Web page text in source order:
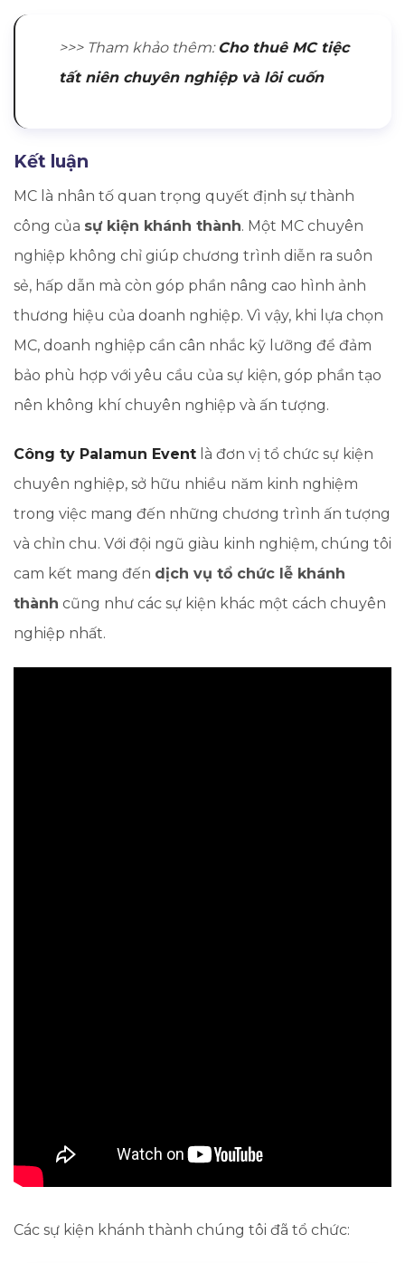
>>> Tham khảo thêm:Cho thuê MC tiệc
tất niên chuyên nghiệp và lôi cuốn
Kết luận
MC là nhân tố quan trọng quyết định sự thành
công của sự kiện khánh thành. Một MC chuyên
nghiệp không chỉ giúp chương trình diễn ra suôn
sẻ, hấp dẫn mà còn góp phần nâng cao hình ảnh
thương hiệu của doanh nghiệp. Vì vậy, khi lựa chọn
MC, doanh nghiệp cần cân nhắc kỹ lưỡng để đảm
bảo phù hợp với yêu cầu của sự kiện, góp phần tạo
nên không khí chuyên nghiệp và ấn tượng.
Công ty Palamun Event là đơn vị tổ chức sự kiện
chuyên nghiệp, sở hữu nhiều năm kinh nghiệm
trong việc mang đến những chương trình ấn tượng
và chỉn chu. Với đội ngũ giàu kinh nghiệm, chúng tôi
cam kết mang đến dịch vụ tổ chức lễ khánh
thành cũng như các sự kiện khác một cách chuyên
nghiệp nhất.
Các sự kiện khánh thành chúng tôi đã tổ chức: